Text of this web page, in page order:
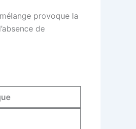
provoque la
de